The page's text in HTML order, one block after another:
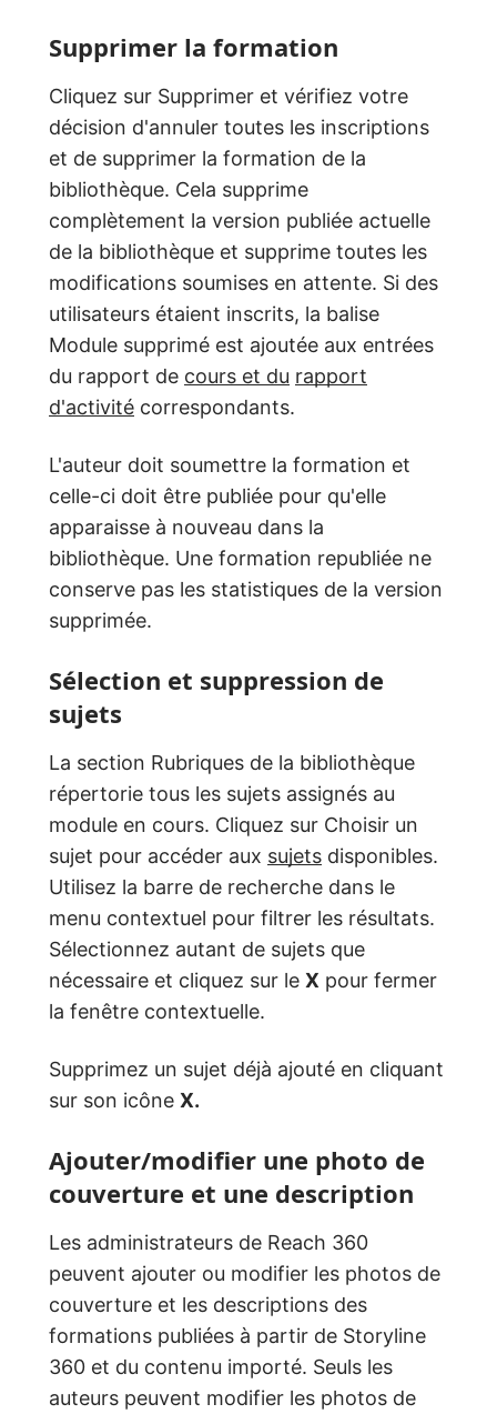
Supprimer la formation
Cliquez sur Supprimer et vérifiez votre
décision d'annuler toutes les inscriptions
et de supprimer la formation de la
bibliothèque. Cela supprime
complètement la version publiée actuelle
de la bibliothèque et supprime toutes les
modifications soumises en attente. Si des
utilisateurs étaient inscrits, la balise
Module supprimé est ajoutée aux entrées
du rapport de cours et du rapport
d'activité correspondants.
L'auteur doit soumettre la formation et
celle-ci doit être publiée pour qu'elle
apparaisse à nouveau dans la
bibliothèque. Une formation republiée ne
conserve pas les statistiques de la version
supprimée.
Sélection et suppression de
sujets
La section Rubriques de la bibliothèque
répertorie tous les sujets assignés au
module en cours. Cliquez sur Choisir un
sujet pour accéder aux sujets disponibles.
Utilisez la barre de recherche dans le
menu contextuel pour filtrer les résultats.
Sélectionnez autant de sujets que
nécessaire et cliquez sur le X pour fermer
la fenêtre contextuelle.
Supprimez un sujet déjà ajouté en cliquant
sur son icône X.
Ajouter/modifier une photo de
couverture et une description
Les administrateurs de Reach 360
peuvent ajouter ou modifier les photos de
couverture et les descriptions des
formations publiées à partir de Storyline
360 et du contenu importé. Seuls les
auteurs peuvent modifier les photos de